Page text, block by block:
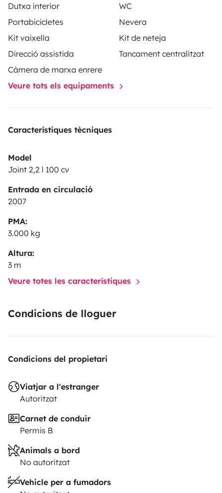
Dutxa interior
WC
Portabicicletes
Nevera
Kit vaixella
Kit de neteja
Direcció assistida
Tancament centralitzat
Càmera de marxa enrere
Veure tots els equipaments
Característiques tècniques
Model
Joint 2,2 l 100 cv
Entrada en circulació
2007
PMA:
3.000 kg
Altura:
3 m
Veure totes les característiques
Condicions de lloguer
Condicions del propietari
Viatjar a l'estranger
Autoritzat
Carnet de conduir
Permis B
Animals a bord
No autoritzat
Vehicle per a fumadors